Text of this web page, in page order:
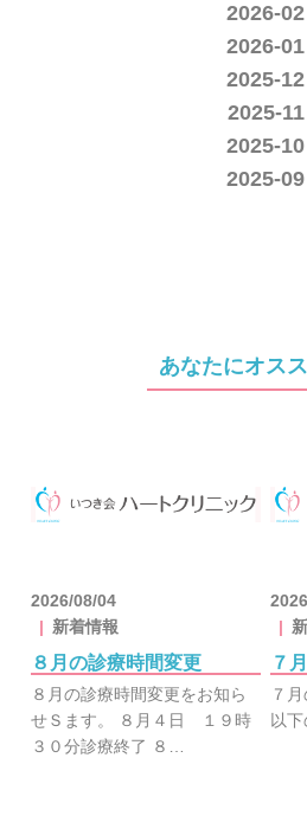
2026-02
2026-01
2025-12
2025-11
2025-10
2025-09
あなたにオス
2026/08/04
新着情報
８月の診療時間変更
８月の診療時間変更をお知ら
せＳます。 ８月４日 １９時
３０分診療終了 ８…
７
７
以